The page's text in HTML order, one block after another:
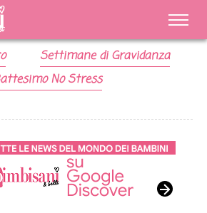
Settimane di Gravidanza
No Stress